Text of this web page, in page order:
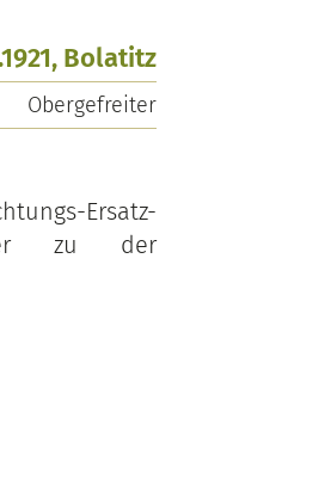
Bolatitz
Obergefreiter
Ersatz-
er zu der